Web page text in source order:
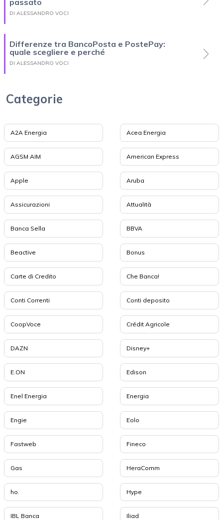
DI ALESSANDRO VOCI
Differenze tra BancoPosta e PostePay:
quale scegliere e perché
DI ALESSANDRO VOCI
Categorie
A2A Energia Acea Energia
AGSM AIM American Express
Apple Aruba
Assicurazioni Attualità
Banca Sella BBVA
Beactive Bonus
Carte di Credito Che Banca!
Conti Correnti Conti deposito
CoopVoce Crédit Agricole
DAZN Disney+
E.ON Edison
Enel Energia Energia
Engie Eolo
Fastweb Fineco
Gas HeraComm
ho. Hype
IBL Banca Iliad